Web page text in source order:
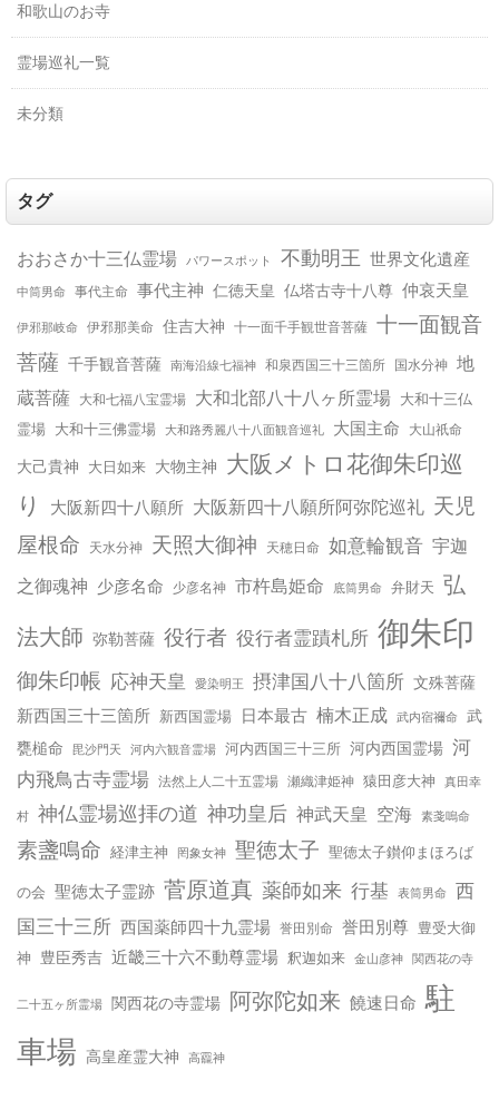
和歌山のお寺
霊場巡礼一覧
未分類
タグ
おおさか十三仏霊場 パワースポット 不動明王 世界文化遺産
中筒男命 事代主命 事代主神 仁徳天皇 仏塔古寺十八尊 仲哀天皇
伊邪那岐命 伊邪那美命 住吉大神 十一面千手観世音菩薩 十一面観音
菩薩 千手観音菩薩 南海沿線七福神 和泉西国三十三箇所 国水分神 地
蔵菩薩
大和七福八宝霊場 大和北部八十八ヶ所霊場 大和十三仏
霊場 大和十三佛霊場 大和路秀麗八十八面観音巡礼 大国主命 大山祇命
大己貴神 大日如来 大物主神 大阪メトロ花御朱印巡
り
大阪新四十八願所 大阪新四十八願所阿弥陀巡礼 天児
屋根命
天水分神 天照大御神 天穂日命 如意輪観音 宇迦
之御魂神 少彦名命 少彦名神 市杵島姫命 底筒男命 弁財天 弘
法大師 弥勒菩薩 役行者 役行者霊蹟札所 御朱印
御朱印帳 応神天皇 愛染明王 摂津国八十八箇所 文殊菩薩
新西国三十三箇所 新西国霊場 日本最古 楠木正成 武内宿禰命
武
甕槌命
毘沙門天 河内六観音霊場 河内西国三十三所 河内西国霊場 河
内飛鳥古寺霊場 法然上人二十五霊場 瀬織津姫神 猿田彦大神 真田幸
村 神仏霊場巡拝の道 神功皇后 神武天皇 空海 素戔嗚命
素盞鳴命 経津主神 罔象女神 聖徳太子 聖徳太子鑚仰まほろば
の会 聖徳太子霊跡 菅原道真 薬師如来 行基 表筒男命
西
国三十三所 西国薬師四十九霊場 誉田別命 誉田別尊 豊受大御
神
豊臣秀吉 近畿三十六不動尊霊場 釈迦如来 金山彦神 関西花の寺
二十五ヶ所霊場 関西花の寺霊場 阿弥陀如来 饒速日命 駐
車場
高皇産霊大神 高龗神